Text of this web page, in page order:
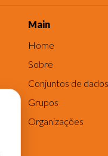
Main
Home
Sobre
Conjuntos de dados
Grupos
Organizações